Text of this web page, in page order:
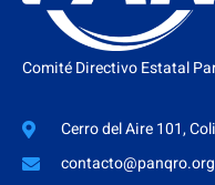
Comité Directivo Estatal
Cerro del Aire 101,